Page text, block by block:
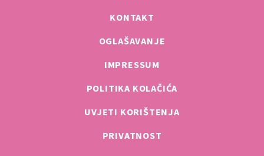
KONTAKT
OGLAŠAVANJE
IMPRESSUM
POLITIKA KOLAČIĆA
UVJETI KORIŠTENJA
PRIVATNOST